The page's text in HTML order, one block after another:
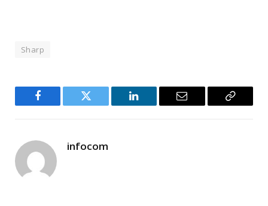
Sharp
Facebook Twitter LinkedIn Email
Copy
infocom